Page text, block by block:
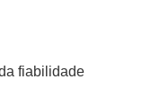
fiabilidade